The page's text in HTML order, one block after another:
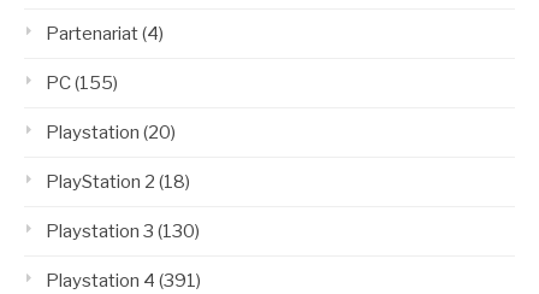
Partenariat(4)
PC(155)
Playstation (20)
PlayStation 2 (18)
Playstation 3 (130)
Playstation 4 (391)